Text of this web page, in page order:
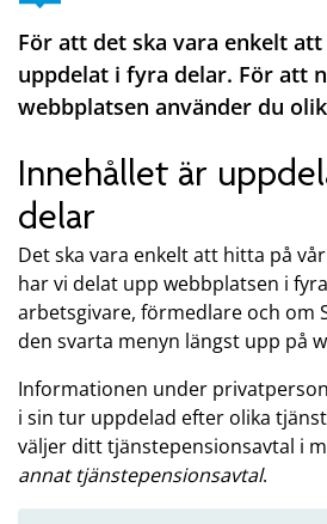
För att det ska vara enkelt
uppdelat i fyra delar. För att
webbplatsen använder du
Innehållet är
delar
Det ska vara enkelt att hitta på
har vi delat upp webbplatsen i
arbetsgivare, förmedlare och om
den svarta menyn längst upp på
Informationen under
i sin tur uppdelad efter olika
väljer ditt tjänstepensionsavtal i
annat tjänstepensionsavtal.